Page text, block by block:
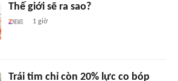
Thế giới sẽ ra sao?
1 giờ
Trái tim chỉ còn 20% lực co bóp